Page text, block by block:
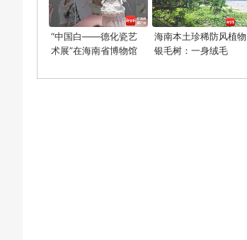
“中国白——德化瓷艺
术展”在海南省博物馆
海南本土珍稀防风植物
银毛树：一身绒毛